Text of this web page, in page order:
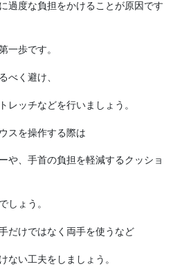
過度な負担をかけることが原因です
一歩です。
べく避け、
レッチなどを行いましょう。
スを操作する際は
や、手首の負担を軽減するクッショ
しょう。
だけではなく両手を使うなど
ない工夫をしましょう。